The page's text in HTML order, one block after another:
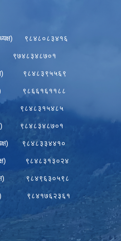
अध्यक्ष) ९८४८०८३४१६
९७४८३४८७०१
९८४८३९५५६९
९८६६१६११८८
९८४८३१५४८५
९८४८३४८७०१
९८४८३३४४१०
९८४८३१३०२४
९८४९६३०५९८
९८४१७६२३६१